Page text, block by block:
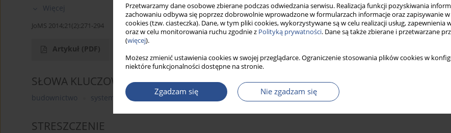
Przetwarzamy dane osobowe zbierane podczas odwiedzania serwisu. Realizacja funkcji pozyskiwania
zachowaniu odbywa się poprzez dobrowolnie wprowadzone w formularzach informacje oraz zapisywanie
cookies (tzw. ciasteczka). Dane, w tym pliki cookies, wykorzystywane są w celu realizacji usług,
oraz w celu monitorowania ruchu zgodnie z Polityką prywatności. Dane są także zbierane i przetwarzane
(więcej).
Możesz zmienić ustawienia cookies w swojej przeglądarce. Ograniczenie stosowania plików cookies w
niektóre funkcjonalności dostępne na stronie.
Zgadzam się Nie zgadzam się
Więcej
JoMS 2014;21(2):271-294
Artykuł (PDF)
SŁOWA KLUCZOWE
budownictwo systemy zarządzania zarządzanie jakością Czystsza Produkcja odnawialne źródła energii
STRESZCZENIE